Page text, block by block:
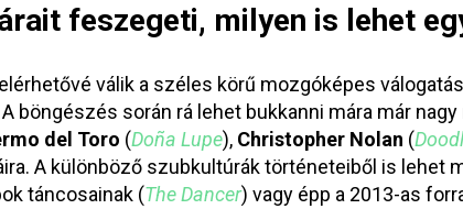
feszegeti, milyen is lehet
válik a széles körű mozgóképes
során rá lehet bukkanni mára már
del Toro (Doña Lupe), Christopher Nolan (
A különböző szubkultúrák történeteiből is lehet
táncosainak (The Dancer) vagy épp a 2013-as